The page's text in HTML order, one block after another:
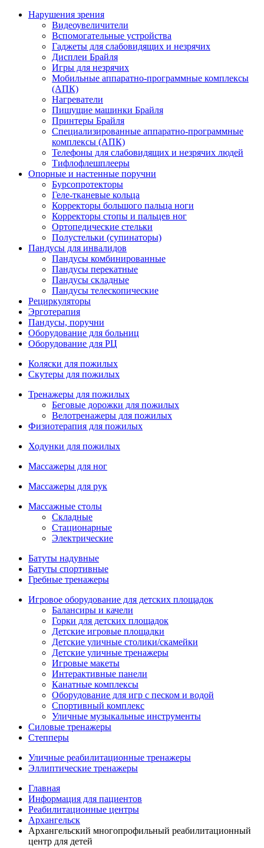
Нарушения зрения
Видеоувеличители
Вспомогательные устройства
Гаджеты для слабовидящих и незрячих
Дисплеи Брайля
Игры для незрячих
Мобильные аппаратно-программные комплексы
(АПК)
Нагреватели
Пишущие машинки Брайля
Принтеры Брайля
Специализированные аппаратно-программные
комплексы (АПК)
Телефоны для слабовидящих и незрячих людей
Тифлофлешплееры
Опорные и настенные поручни
Бурсопротекторы
Геле-тканевые кольца
Корректоры большого пальца ноги
Корректоры стопы и пальцев ног
Ортопедические стельки
Полустельки (супинаторы)
Пандусы для инвалидов
Пандусы комбинированные
Пандусы перекатные
Пандусы складные
Пандусы телескопические
Рециркуляторы
Эрготерапия
Пандусы, поручни
Оборудование для больниц
Оборудование для РЦ
Коляски для пожилых
Скутеры для пожилых
Тренажеры для пожилых
Беговые дорожки для пожилых
Велотренажеры для пожилых
Физиотерапия для пожилых
Ходунки для пожилых
Массажеры для ног
Массажеры для рук
Массажные столы
Складные
Стационарные
Электрические
Батуты надувные
Батуты спортивные
Гребные тренажеры
Игровое оборудование для детских площадок
Балансиры и качели
Горки для детских площадок
Детские игровые площадки
Детские уличные столики/скамейки
Детские уличные тренажеры
Игровые макеты
Интерактивные панели
Канатные комплексы
Оборудование для игр с песком и водой
Спортивный комплекс
Уличные музыкальные инструменты
Силовые тренажеры
Степперы
Уличные реабилитационные тренажеры
Эллиптические тренажеры
Главная
Информация для пациентов
Реабилитационные центры
Архангельск
Архангельский многопрофильный реабилитационный
центр для детей